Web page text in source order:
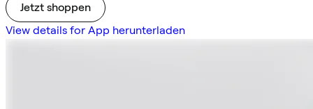
Jetzt shoppen
View details for App herunterladen